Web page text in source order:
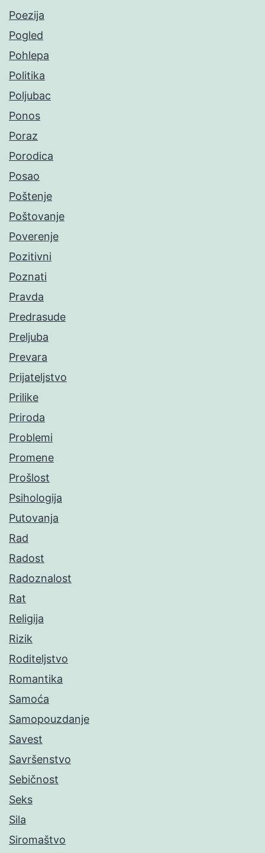
Poezija
Pogled
Pohlepa
Politika
Poljubac
Ponos
Poraz
Porodica
Posao
Poštenje
Poštovanje
Poverenje
Pozitivni
Poznati
Pravda
Predrasude
Preljuba
Prevara
Prijateljstvo
Prilike
Priroda
Problemi
Promene
Prošlost
Psihologija
Putovanja
Rad
Radost
Radoznalost
Rat
Religija
Rizik
Roditeljstvo
Romantika
Samoća
Samopouzdanje
Savest
Savršenstvo
Sebičnost
Seks
Sila
Siromaštvo